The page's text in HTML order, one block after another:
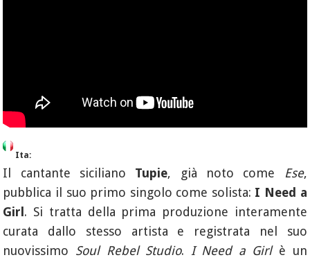
Ita:
Il cantante siciliano Tupie, già noto come Ese,
pubblica il suo primo singolo come solista: I Need a
Girl . Si tratta della prima produzione interamente
curata dallo stesso artista e registrata nel suo
nuovissimo Soul Rebel Studio. I Need a Girlè un